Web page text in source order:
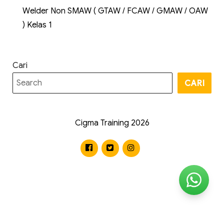
Welder Non SMAW ( GTAW / FCAW / GMAW / OAW
) Kelas 1
Cari
CARI
Cigma Training 2026